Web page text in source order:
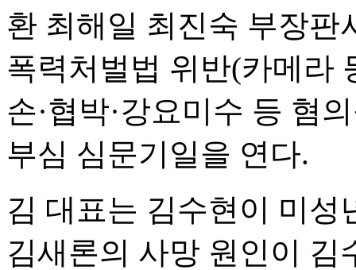
환 최해일 최진숙 부장판
폭력처벌법 위반(카메라
손·협박·강요미수 등 혐
부심 심문기일을 연다.
김 대표는 김수현이 미성
김새론의 사망 원인이 김